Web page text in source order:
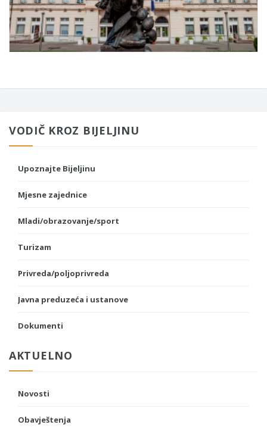
VODIČ KROZ BIJELJINU
Upoznajte Bijeljinu
Mjesne zajednice
Mladi/obrazovanje/sport
Turizam
Privreda/poljoprivreda
Javna preduzeća i ustanove
Dokumenti
AKTUELNO
Novosti
Obavještenja